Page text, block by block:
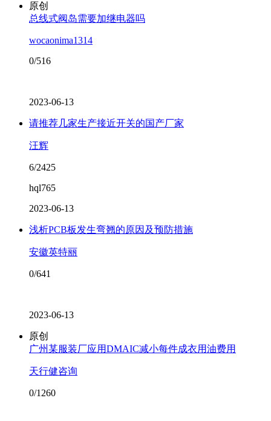
原创
总线式阀岛需要加继电器吗
wocaonima1314
0/516
2023-06-13
请推荐几家生产接近开关的国产厂家
汪辉
6/2425
hql765
2023-06-13
浅析PCB板发生弯翘的原因及预防措施
安徽英特丽
0/641
2023-06-13
原创
广州某服装厂应用DMAIC减小每件成衣用油费用
天行健咨询
0/1260